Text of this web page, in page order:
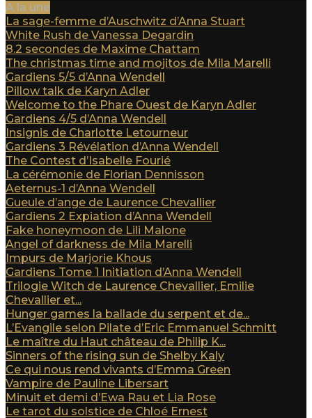
A la une
La sage-femme d’Auschwitz d’Anna Stuart
White Rush de Vanessa Degardin
8.2 secondes de Maxime Chattam
The christmas time and mojitos de Mila Marelli
Gardiens 5/5 d’Anna Wendell
Pillow talk de Karyn Adler
Welcome to the Phare Ouest de Karyn Adler
Gardiens 4/5 d’Anna Wendell
Insignis de Charlotte Letourneur
Gardiens 3 Révélation d’Anna Wendell
The Contest d’Isabelle Fourié
La cérémonie de Florian Dennisson
Aeternus-1 d’Anna Wendell
Gueule d’ange de Laurence Chevallier
Gardiens 2 Expiation d’Anna Wendell
Fake honeymoon de Lili Malone
Angel of darkness de Mila Marelli
Impurs de Marjorie Khous
Gardiens Tome 1 Initiation d’Anna Wendell
Trilogie Witch de Laurence Chevallier, Emilie
Chevallier et...
Hunger games la ballade du serpent et de...
L’Evangile selon Pilate d’Eric Emmanuel Schmitt
Le maître du Haut château de Philip K...
Sinners of the rising sun de Shelby Kaly
Ce qui nous rend vivants d’Emma Green
Vampire de Pauline Libersart
Minuit et demi d’Ewa Rau et Lia Rose
Le tarot du solstice de Chloé Ernest